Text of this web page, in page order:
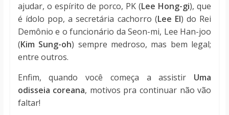
ajudar, o espírito de porco, PK (Lee Hong-gi), que
é ídolo pop, a secretária cachorro (Lee El) do Rei
Demônio e o funcionário da Seon-mi, Lee Han-joo
(Kim Sung-oh) sempre medroso, mas bem legal;
entre outros.
Enfim, quando você começa a assistir Uma
odisseia coreana, motivos pra continuar não vão
faltar!